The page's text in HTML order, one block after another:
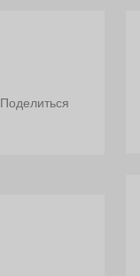
Поделиться